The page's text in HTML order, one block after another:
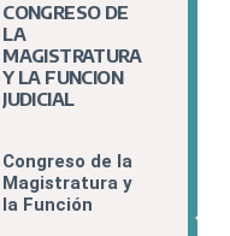
CONGRESO DE
LA
MAGISTRATURA
Y LA FUNCION
JUDICIAL
Congreso de la
Magistratura y
la Función